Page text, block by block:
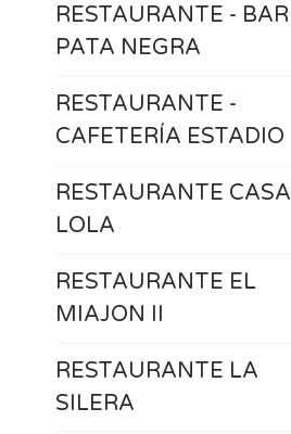
RESTAURANTE - BAR
PATA NEGRA
RESTAURANTE -
CAFETERÍA ESTADIO
RESTAURANTE CASA
LOLA
RESTAURANTE EL
MIAJON II
RESTAURANTE LA
SILERA